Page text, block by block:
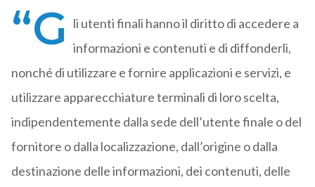
“G li utenti finali hanno il diritto di accedere a
informazioni e contenuti e di diffonderli,
nonché di utilizzare e fornire applicazioni e servizi, e
utilizzare apparecchiature terminali di loro scelta,
indipendentemente dalla sede dell’utente finale o del
fornitore o dalla localizzazione, dall’origine o dalla
destinazione delle informazioni, dei contenuti, delle